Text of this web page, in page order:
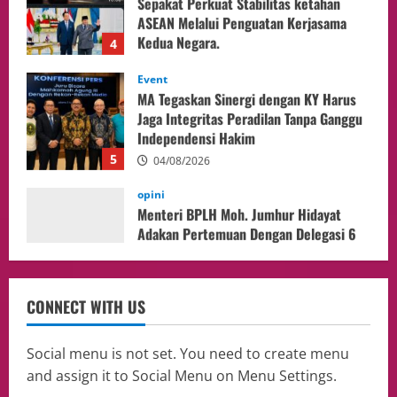
04/08/2026
5
Event
MA Tegaskan Sinergi dengan KY Harus
Jaga Integritas Peradilan Tanpa Ganggu
Independensi Hakim
04/08/2026
opini
Menteri BPLH Moh. Jumhur Hidayat
Adakan Pertemuan Dengan Delegasi 6
lembaga investor, Berorientasi Untuk
Meningkatkan SDM
2
Harus Berprestasi, Berkarakter, dan
Menjaga Nama Baik Bangsa
05/08/2026
Event
CONNECT WITH US
Social menu is not set. You need to create menu
and assign it to Social Menu on Menu Settings.